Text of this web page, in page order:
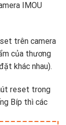
IMOU
trên camera
của thương
khác nhau).
reset trong
Bíp thì các